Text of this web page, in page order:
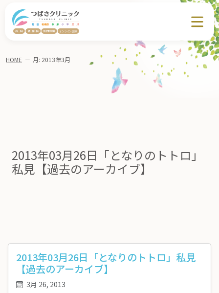
2013年03月26日「となりのトトロ」
私見【過去のアーカイブ】
HOME － 月: 2013年3月
2013年03月26日「となりのトトロ」私見
【過去のアーカイブ】
3月 26, 2013